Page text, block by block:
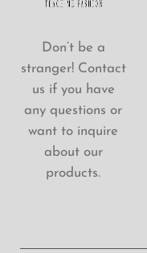
Don’t be a
stranger! Contact
us if you have
any questions or
want to inquire
about our
products.